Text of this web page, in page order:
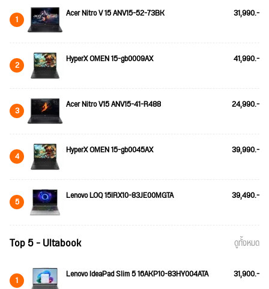
1 Acer Nitro V 15 ANV15-52-73BK 31,990.-
2 HyperX OMEN 15-gb0009AX 41,990.-
3 Acer Nitro V15 ANV15-41-R488 24,990.-
4 HyperX OMEN 15-gb0045AX 39,990.-
5 Lenovo LOQ 15IRX10-83JE00MGTA 39,490.-
Top 5 - Ultabook ดูทั้งหมด
1 Lenovo IdeaPad Slim 5 16AKP10-83HY004ATA 31,900.-